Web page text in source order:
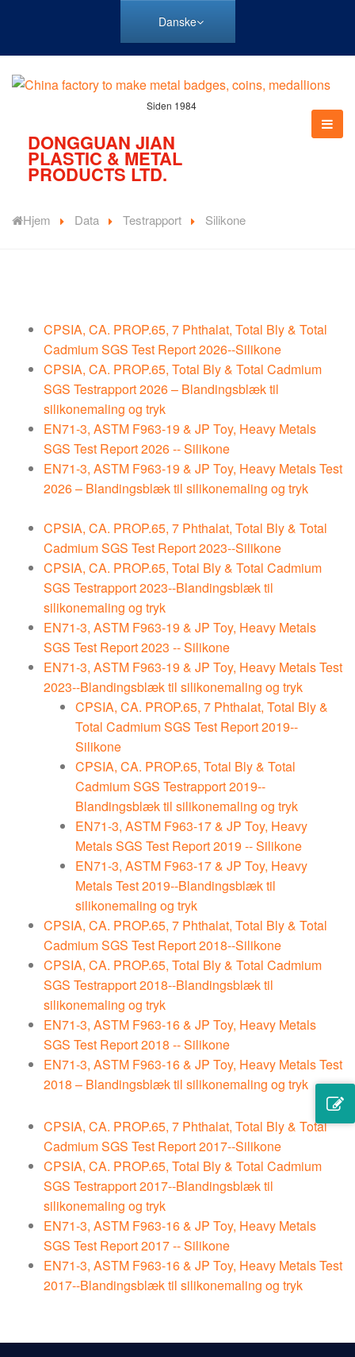
Danske
Siden 1984
DONGGUAN JIAN
PLASTIC & METAL
PRODUCTS LTD.
Hjem Data Testrapport Silikone
CPSIA, CA. PROP.65, 7 Phthalat, Total Bly & Total
Cadmium SGS Test Report 2026--Silikone
CPSIA, CA. PROP.65, Total Bly & Total Cadmium
SGS Testrapport 2026 – Blandingsblæk til
silikonemaling og tryk
EN71-3, ASTM F963-19 & JP Toy, Heavy Metals
SGS Test Report 2026 -- Silikone
EN71-3, ASTM F963-19 & JP Toy, Heavy Metals Test
2026 – Blandingsblæk til silikonemaling og tryk
CPSIA, CA. PROP.65, 7 Phthalat, Total Bly & Total
Cadmium SGS Test Report 2023--Silikone
CPSIA, CA. PROP.65, Total Bly & Total Cadmium
SGS Testrapport 2023--Blandingsblæk til
silikonemaling og tryk
EN71-3, ASTM F963-19 & JP Toy, Heavy Metals
SGS Test Report 2023 -- Silikone
EN71-3, ASTM F963-19 & JP Toy, Heavy Metals Test
2023--Blandingsblæk til silikonemaling og tryk
CPSIA, CA. PROP.65, 7 Phthalat, Total Bly &
Total Cadmium SGS Test Report 2019--
Silikone
CPSIA, CA. PROP.65, Total Bly & Total
Cadmium SGS Testrapport 2019--
Blandingsblæk til silikonemaling og tryk
EN71-3, ASTM F963-17 & JP Toy, Heavy
Metals SGS Test Report 2019 -- Silikone
EN71-3, ASTM F963-17 & JP Toy, Heavy
Metals Test 2019--Blandingsblæk til
silikonemaling og tryk
CPSIA, CA. PROP.65, 7 Phthalat, Total Bly & Total
Cadmium SGS Test Report 2018--Silikone
CPSIA, CA. PROP.65, Total Bly & Total Cadmium
SGS Testrapport 2018--Blandingsblæk til
silikonemaling og tryk
EN71-3, ASTM F963-16 & JP Toy, Heavy Metals
SGS Test Report 2018 -- Silikone
EN71-3, ASTM F963-16 & JP Toy, Heavy Metals Test
2018 – Blandingsblæk til silikonemaling og tryk
CPSIA, CA. PROP.65, 7 Phthalat, Total Bly & Total
Cadmium SGS Test Report 2017--Silikone
CPSIA, CA. PROP.65, Total Bly & Total Cadmium
SGS Testrapport 2017--Blandingsblæk til
silikonemaling og tryk
EN71-3, ASTM F963-16 & JP Toy, Heavy Metals
SGS Test Report 2017 -- Silikone
EN71-3, ASTM F963-16 & JP Toy, Heavy Metals Test
2017--Blandingsblæk til silikonemaling og tryk